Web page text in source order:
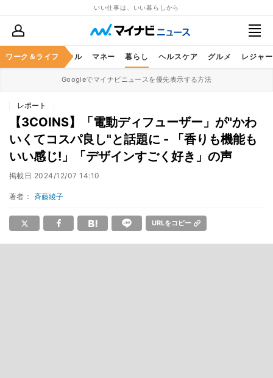
いい仕事は、いい暮らしから
ワーク＆ライフ
ア ビジネススキル マネー 暮らし ヘルスケア グルメ レジャー
Googleでマイナビニュースを優先表示する方法
レポート
【3COINS】「電動ディフューザー」が"かわ
いくてコスパ良し"と話題に - 「香りも機能も
いい感じ!」「デザインすごく好き」の声
掲載日 2024/12/07 14:10
著者： 斉藤綾子
URLをコピー